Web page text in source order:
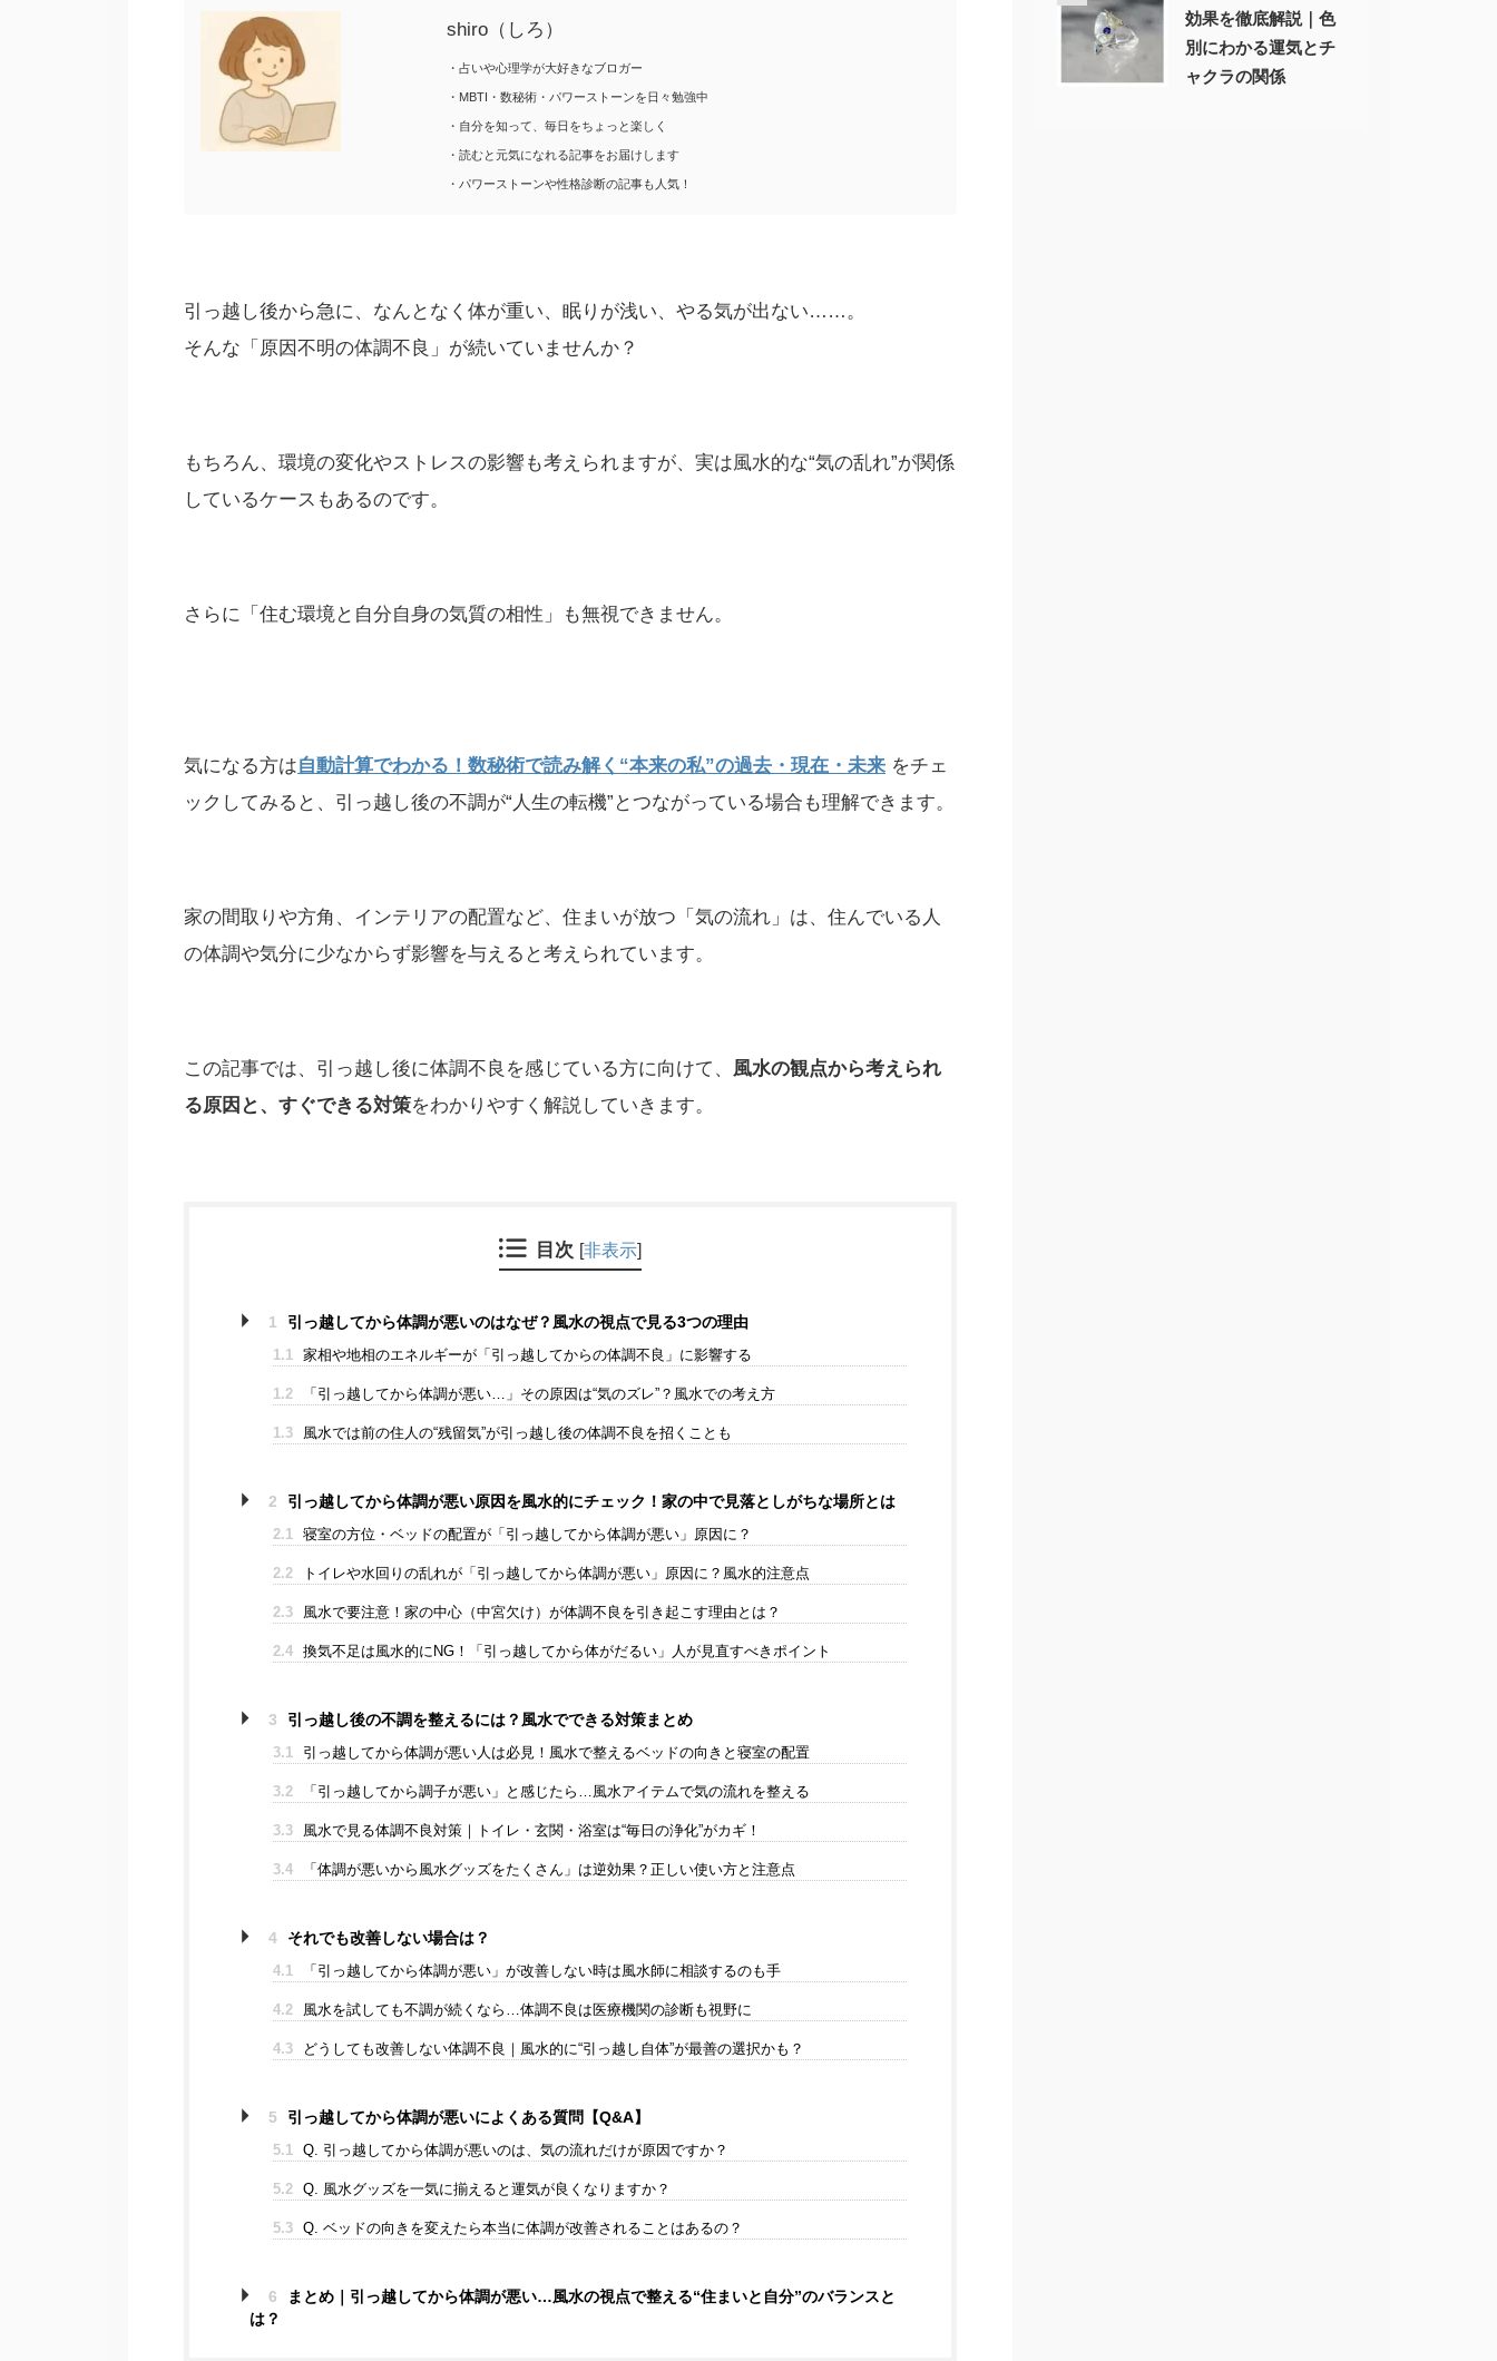
shiro（しろ）
・占いや心理学が大好きなブロガー
・MBTI・数秘術・パワーストーンを日々勉強中
・自分を知って、毎日をちょっと楽しく
・読むと元気になれる記事をお届けします
・パワーストーンや性格診断の記事も人気！
引っ越し後から急に、なんとなく体が重い、眠りが浅い、やる気が出ない……。
そんな「原因不明の体調不良」が続いていませんか？
もちろん、環境の変化やストレスの影響も考えられますが、実は風水的な“気の乱れ”が関係
しているケースもあるのです。
さらに「住む環境と自分自身の気質の相性」も無視できません。
気になる方は自動計算でわかる！数秘術で読み解く“本来の私”の過去・現在・未来 をチェ
ックしてみると、引っ越し後の不調が“人生の転機”とつながっている場合も理解できます。
家の間取りや方角、インテリアの配置など、住まいが放つ「気の流れ」は、住んでいる人
の体調や気分に少なからず影響を与えると考えられています。
この記事では、引っ越し後に体調不良を感じている方に向けて、
風水の観点から考えられ
る原因と、すぐできる対策をわかりやすく解説していきます。
目次 [非表示]
1 引っ越してから体調が悪いのはなぜ？風水の視点で見る3つの理由
1.1 家相や地相のエネルギーが「引っ越してからの体調不良」に影響する
1.2 「引っ越してから体調が悪い…」その原因は“気のズレ”？風水での考え方
1.3 風水では前の住人の“残留気”が引っ越し後の体調不良を招くことも
2 引っ越してから体調が悪い原因を風水的にチェック！家の中で見落としがちな場所とは
2.1 寝室の方位・ベッドの配置が「引っ越してから体調が悪い」原因に？
2.2 トイレや水回りの乱れが「引っ越してから体調が悪い」原因に？風水的注意点
2.3 風水で要注意！家の中心（中宮欠け）が体調不良を引き起こす理由とは？
2.4 換気不足は風水的にNG！「引っ越してから体がだるい」人が見直すべきポイント
3 引っ越し後の不調を整えるには？風水でできる対策まとめ
3.1 引っ越してから体調が悪い人は必見！風水で整えるベッドの向きと寝室の配置
3.2 「引っ越してから調子が悪い」と感じたら…風水アイテムで気の流れを整える
3.3 風水で見る体調不良対策｜トイレ・玄関・浴室は“毎日の浄化”がカギ！
3.4 「体調が悪いから風水グッズをたくさん」は逆効果？正しい使い方と注意点
4 それでも改善しない場合は？
4.1 「引っ越してから体調が悪い」が改善しない時は風水師に相談するのも手
4.2 風水を試しても不調が続くなら…体調不良は医療機関の診断も視野に
4.3 どうしても改善しない体調不良｜風水的に“引っ越し自体”が最善の選択かも？
5 引っ越してから体調が悪いによくある質問【Q&A】
5.1 Q. 引っ越してから体調が悪いのは、気の流れだけが原因ですか？
5.2 Q. 風水グッズを一気に揃えると運気が良くなりますか？
5.3 Q. ベッドの向きを変えたら本当に体調が改善されることはあるの？
6
まとめ｜引っ越してから体調が悪い…風水の視点で整える“住まいと自分”のバランスと
は？
効果を徹底解説｜色
別にわかる運気とチ
ャクラの関係